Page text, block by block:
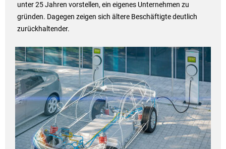
unter 25 Jahren vorstellen, ein eigenes Unternehmen zu
gründen. Dagegen zeigen sich ältere Beschäftigte deutlich
zurückhaltender.